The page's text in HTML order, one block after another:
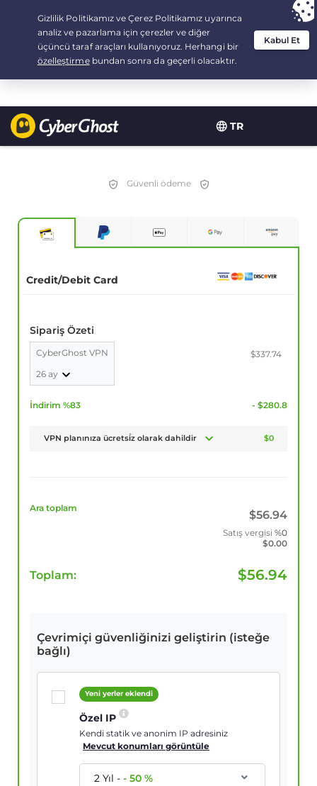
TR
Your choice:The Best Dealfor 2.1666666666667-years at $
/month
Güvenli ödeme
Credit/Debit Card
Sipariş Özeti
CyberGhost VPN
26 ay
$337.74
İndirim %83 - $280.8
VPN planınıza ücretsi̇z olarak dahildir $0
Ara toplam
$56.94
Satış vergisi %0
$0.00
Toplam: $56.94
Çevrimiçi güvenliğinizi geliştirin (isteğe
bağlı)
Yeni yerler eklendi
Özel IP
Kendi statik ve anonim IP adresiniz
Mevcut konumları görüntüle
2 Yıl--50 %